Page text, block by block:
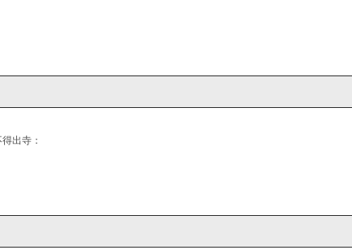
出寺：